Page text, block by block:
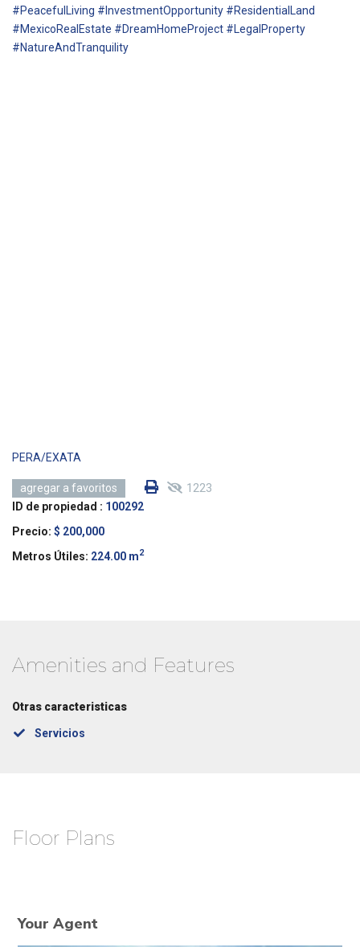
#PeacefulLiving #InvestmentOpportunity #ResidentialLand
#MexicoRealEstate #DreamHomeProject #LegalProperty
#NatureAndTranquility
PERA/EXATA
agregar a favoritos 1223
ID de propiedad : 100292
Precio: $ 200,000
Metros Útiles: 224.00 m2
Amenities and Features
Otras caracteristicas
Servicios
Floor Plans
Your Agent